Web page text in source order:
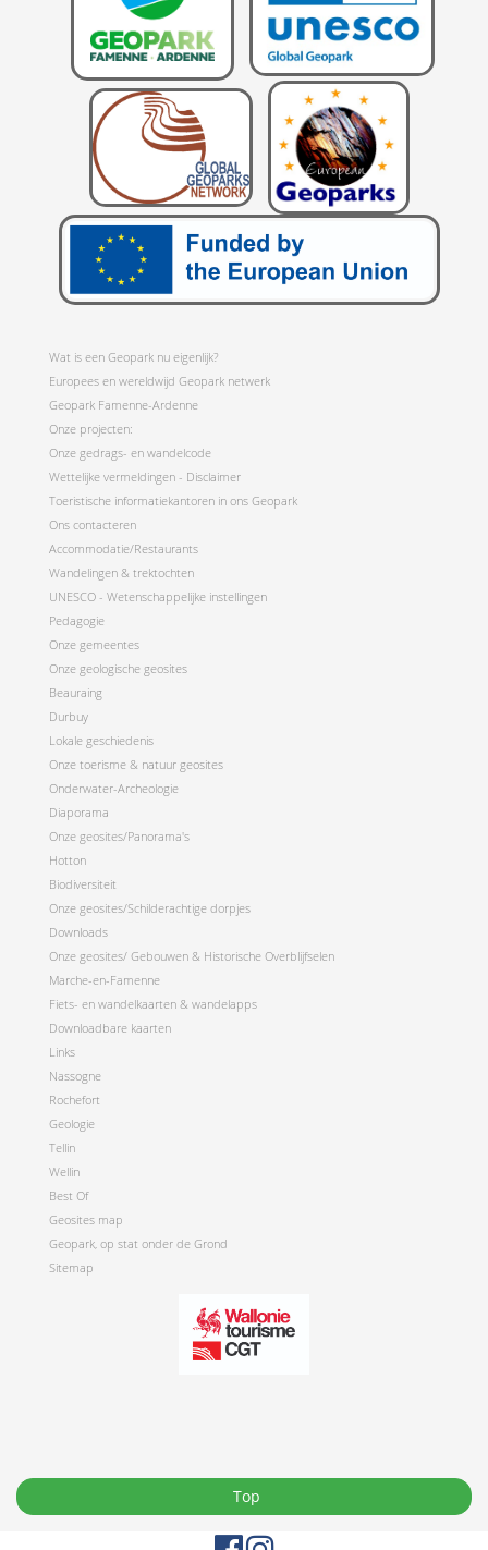
Wat is een Geopark nu eigenlijk?
Europees en wereldwijd Geopark netwerk
Geopark Famenne-Ardenne
Onze projecten:
Onze gedrags- en wandelcode
Wettelijke vermeldingen - Disclaimer
Toeristische informatiekantoren in ons Geopark
Ons contacteren
Accommodatie/Restaurants
Wandelingen & trektochten
UNESCO - Wetenschappelijke instellingen
Pedagogie
Onze gemeentes
Onze geologische geosites
Beauraing
Durbuy
Lokale geschiedenis
Onze toerisme & natuur geosites
Onderwater-Archeologie
Diaporama
Onze geosites/Panorama's
Hotton
Biodiversiteit
Onze geosites/Schilderachtige dorpjes
Downloads
Onze geosites/ Gebouwen & Historische Overblijfselen
Marche-en-Famenne
Fiets- en wandelkaarten & wandelapps
Downloadbare kaarten
Links
Nassogne
Rochefort
Geologie
Tellin
Wellin
Best Of
Geosites map
Geopark, op stat onder de Grond
Sitemap
Top